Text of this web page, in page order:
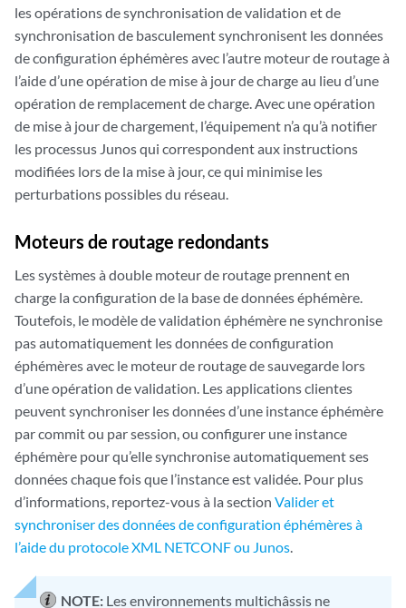
les opérations de synchronisation de validation et de
synchronisation de basculement synchronisent les données
de configuration éphémères avec l’autre moteur de routage à
l’aide d’une opération de mise à jour de charge au lieu d’une
opération de remplacement de charge. Avec une opération
de mise à jour de chargement, l’équipement n’a qu’à notifier
les processus Junos qui correspondent aux instructions
modifiées lors de la mise à jour, ce qui minimise les
perturbations possibles du réseau.
Moteurs de routage redondants
Les systèmes à double moteur de routage prennent en
charge la configuration de la base de données éphémère.
Toutefois, le modèle de validation éphémère ne synchronise
pas automatiquement les données de configuration
éphémères avec le moteur de routage de sauvegarde lors
d’une opération de validation. Les applications clientes
peuvent synchroniser les données d’une instance éphémère
par commit ou par session, ou configurer une instance
éphémère pour qu’elle synchronise automatiquement ses
données chaque fois que l’instance est validée. Pour plus
d’informations, reportez-vous à la section Valider et
synchroniser des données de configuration éphémères à
l’aide du protocole XML NETCONF ou Junos.
NOTE: Les environnements multichâssis ne